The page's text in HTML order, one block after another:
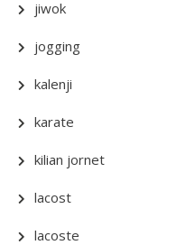
jiwok
jogging
kalenji
karate
kilian jornet
lacost
lacoste